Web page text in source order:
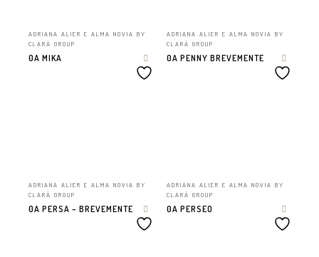
ADRIANA ALIER E ALMA NOVIA BY
CLARÁ GROUP
0A MIKA
ADRIANA ALIER E ALMA NOVIA BY
CLARÁ GROUP
0A PENNY BREVEMENTE
ADRIANA ALIER E ALMA NOVIA BY
CLARÁ GROUP
0A PERSA – BREVEMENTE
ADRIANA ALIER E ALMA NOVIA BY
CLARÁ GROUP
0A PERSEO